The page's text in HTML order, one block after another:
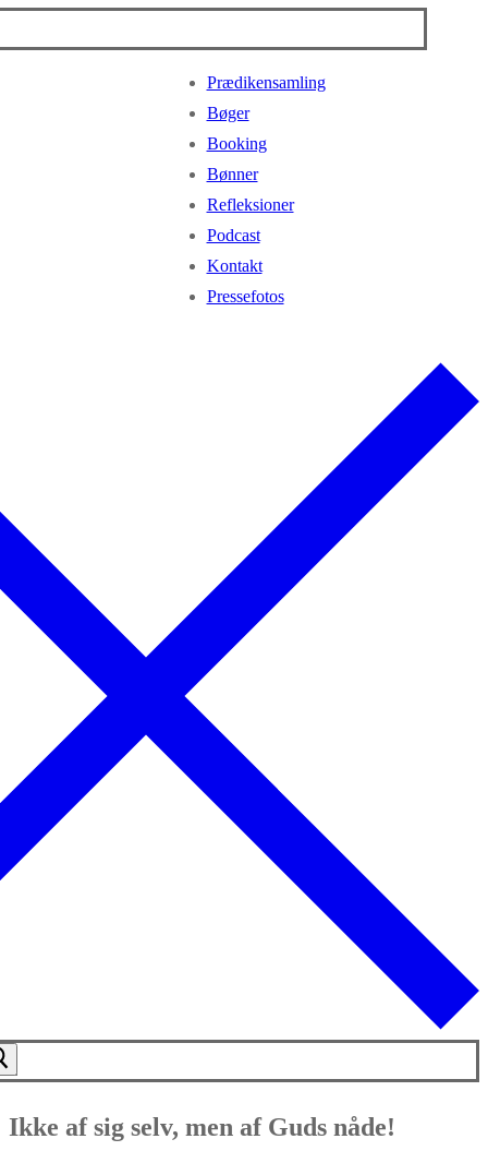
Prædikensamling
Bøger
Booking
Bønner
Refleksioner
Podcast
Kontakt
Pressefotos
Ikke af sig selv, men af Guds nåde!